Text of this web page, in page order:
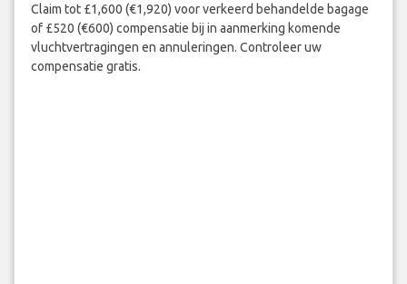
Claim tot £1,600 (€1,920) voor verkeerd behandelde bagage
of £520 (€600) compensatie bij in aanmerking komende
vluchtvertragingen en annuleringen. Controleer uw
compensatie gratis.